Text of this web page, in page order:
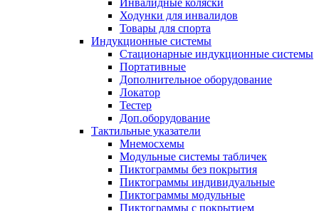
Инвалидные коляски
Ходунки для инвалидов
Товары для спорта
Индукционные системы
Стационарные индукционные системы
Портативные
Дополнительное оборудование
Локатор
Тестер
Доп.оборудование
Тактильные указатели
Мнемосхемы
Модульные системы табличек
Пиктограммы без покрытия
Пиктограммы индивидуальные
Пиктограммы модульные
Пиктограммы с покрытием